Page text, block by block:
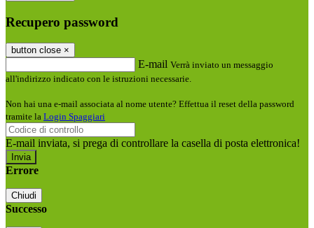
Recupero password
button close ×
E-mail Verrà inviato un messaggio
all'indirizzo indicato con le istruzioni necessarie.
Non hai una e-mail associata al nome utente? Effettua il reset della password
tramite la Login Spaggiari
E-mail inviata, si prega di controllare la casella di posta elettronica!
Errore
Chiudi
Successo